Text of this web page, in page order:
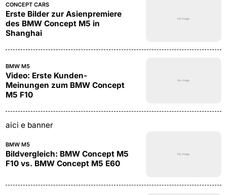
CONCEPT CARS
Erste Bilder zur Asienpremiere
des BMW Concept M5 in
Shanghai
BMW M5
Video: Erste Kunden-
Meinungen zum BMW Concept
M5 F10
aici e banner
BMW M5
Bildvergleich: BMW Concept M5
F10 vs. BMW Concept M5 E60